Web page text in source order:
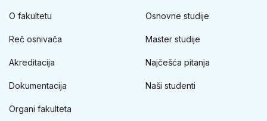
O fakultetu
Reč osnivača
Akreditacija
Dokumentacija
Organi fakulteta
Osnovne studije
Master studije
Najčešća pitanja
Naši studenti